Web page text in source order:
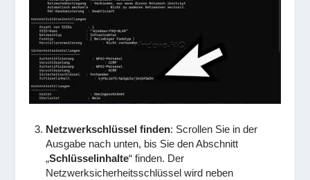
Netzwerkschlüssel finden: Scrollen Sie in der
Ausgabe nach unten, bis Sie den Abschnitt
„Schlüsselinhalte“ finden. Der
Netzwerksicherheitsschlüssel wird neben